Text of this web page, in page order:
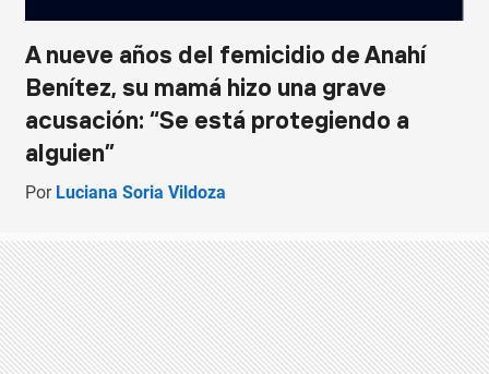
A nueve años del femicidio de Anahí
Benítez, su mamá hizo una grave
acusación: “Se está protegiendo a
alguien”
Por Luciana Soria Vildoza